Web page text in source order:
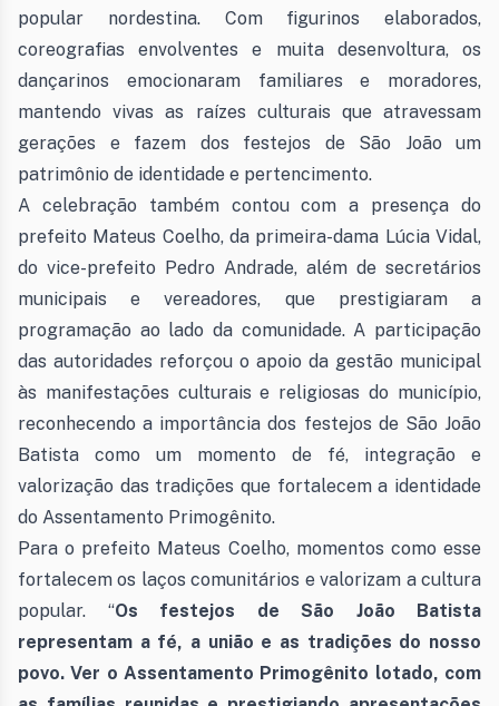
popular nordestina. Com figurinos elaborados,
coreografias envolventes e muita desenvoltura, os
dançarinos emocionaram familiares e moradores,
mantendo vivas as raízes culturais que atravessam
gerações e fazem dos festejos de São João um
patrimônio de identidade e pertencimento.
A celebração também contou com a presença do
prefeito Mateus Coelho, da primeira-dama Lúcia Vidal,
do vice-prefeito Pedro Andrade, além de secretários
municipais e vereadores, que prestigiaram a
programação ao lado da comunidade. A participação
das autoridades reforçou o apoio da gestão municipal
às manifestações culturais e religiosas do município,
reconhecendo a importância dos festejos de São João
Batista como um momento de fé, integração e
valorização das tradições que fortalecem a identidade
do Assentamento Primogênito.
Para o prefeito Mateus Coelho, momentos como esse
fortalecem os laços comunitários e valorizam a cultura
popular. “Os festejos de São João Batista
representam a fé, a união e as tradições do nosso
povo. Ver o Assentamento Primogênito lotado, com